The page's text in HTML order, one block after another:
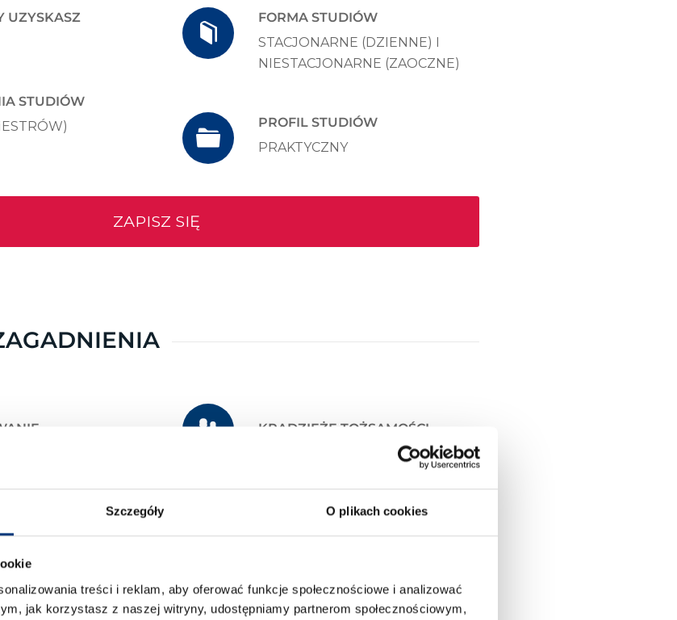
Szczegóły O plikach cookies
treści i reklam, aby oferować funkcje społecznościowe i analizować
jak korzystasz z naszej witryny, udostępniamy partnerom społecznościowym,
UZYSKASZ
STUDIÓW
FORMA STUDIÓW
STACJONARNE (DZIENNE) I
NIESTACJONARNE (ZAOCZNE)
PROFIL STUDIÓW
PRAKTYCZNY
ZAPISZ SIĘ
ŚLEDCZA
SYSTEMÓW
KRADZIEŻE TOŻSAMOŚCI
ZAGROŻENIA W SIECI
SYSTEMY OPERACYJNE